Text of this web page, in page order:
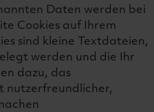
Daten werden bei
Cookies auf Ihrem
sind kleine Textdateien,
werden und die Ihr
dazu, das
nutzerfreundlicher,